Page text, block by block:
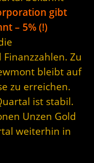
gibt
– 5% (!)
Zu
bleibt auf
zu erreichen.
ist stabil.
Unzen Gold
weiterhin in